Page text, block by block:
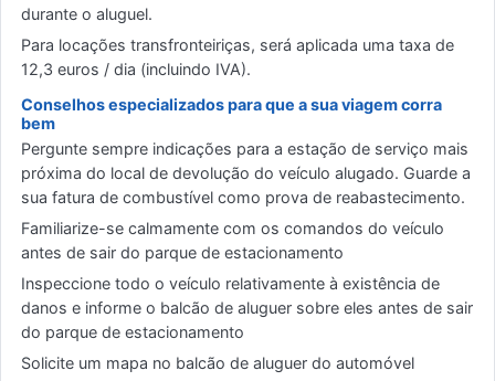
durante o aluguel.
Para locações transfronteiriças, será aplicada uma taxa de
12,3 euros / dia (incluindo IVA).
Conselhos especializados para que a sua viagem corra
bem
Pergunte sempre indicações para a estação de serviço mais
próxima do local de devolução do veículo alugado. Guarde a
sua fatura de combustível como prova de reabastecimento.
Familiarize-se calmamente com os comandos do veículo
antes de sair do parque de estacionamento
Inspeccione todo o veículo relativamente à existência de
danos e informe o balcão de aluguer sobre eles antes de sair
do parque de estacionamento
Solicite um mapa no balcão de aluguer do automóvel